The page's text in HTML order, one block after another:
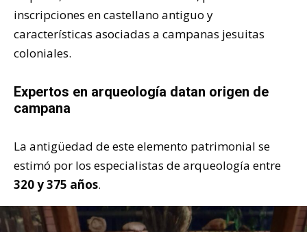
inscripciones en castellano antiguo y
características asociadas a campanas jesuitas
coloniales.
Expertos en arqueología datan origen de
campana
La antigüedad de este elemento patrimonial se
estimó por los especialistas de arqueología entre
320 y 375 años.